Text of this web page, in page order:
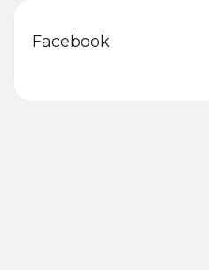
Facebook